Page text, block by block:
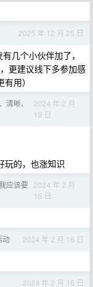
2025 年 12 月 25 日
几个小伙伴加了，
更建议线下多参加感
用）
清晰、
2024 年 2 月
19 日
玩的，也涨知识
应该要 2024 年 2 月
16 日
动 2024 年 2 月 16 日
2024 年 2 月 16 日